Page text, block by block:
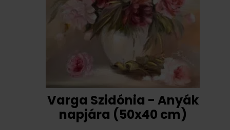
Varga Szidónia - Anyák
napjára (50x40 cm)